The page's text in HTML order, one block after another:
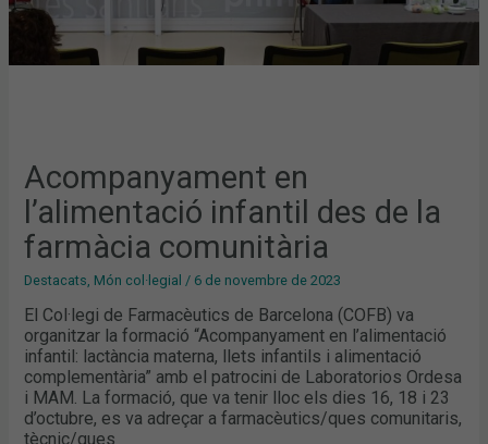
Acompanyament en
l’alimentació infantil des de la
farmàcia comunitària
Destacats Món col·legial / 6 de novembre de 2023
El Col·legi de Farmacèutics de Barcelona (COFB) va
organitzar la formació “Acompanyament en l’alimentació
infantil: lactància materna, llets infantils i alimentació
complementària” amb el patrocini de Laboratorios Ordesa
i MAM. La formació, que va tenir lloc els dies 16, 18 i 23
d’octubre, es va adreçar a farmacèutics/ques comunitaris,
tècnic/ques